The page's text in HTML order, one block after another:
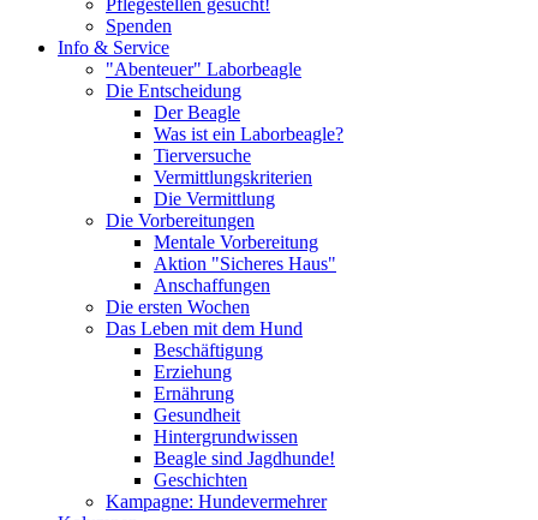
Pflegestellen gesucht!
Spenden
Info & Service
"Abenteuer" Laborbeagle
Die Entscheidung
Der Beagle
Was ist ein Laborbeagle?
Tierversuche
Vermittlungskriterien
Die Vermittlung
Die Vorbereitungen
Mentale Vorbereitung
Aktion "Sicheres Haus"
Anschaffungen
Die ersten Wochen
Das Leben mit dem Hund
Beschäftigung
Erziehung
Ernährung
Gesundheit
Hintergrundwissen
Beagle sind Jagdhunde!
Geschichten
Kampagne: Hundevermehrer